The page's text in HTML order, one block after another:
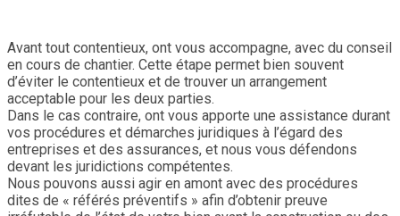
Avant tout contentieux, ont vous accompagne, avec du conseil
en cours de chantier. Cette étape permet bien souvent
d’éviter le contentieux et de trouver un arrangement
acceptable pour les deux parties.
Dans le cas contraire, ont vous apporte une assistance durant
vos procédures et démarches juridiques à l’égard des
entreprises et des assurances, et nous vous défendons
devant les juridictions compétentes.
Nous pouvons aussi agir en amont avec des procédures
dites de « référés préventifs » afin d’obtenir preuve